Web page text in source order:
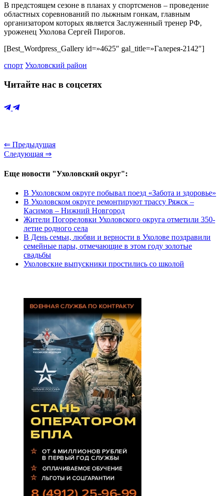
В предстоящем сезоне в планах у спортсменов – проведение
областных соревнований по лыжным гонкам, главным
организатором которых является Заслуженный тренер РФ,
уроженец Ухолова Сергей Пирогов.
[Best_Wordpress_Gallery id=»4625″ gal_title=»Галерея-2142″]
спорт Ухоловский район
Читайте нас в соцсетях
⇐ Предыдущая
Следующая ⇒
Еще новости "Ухоловский округ":
В Ухоловском округе побывал поезд «Забота и здоровье»
В Ухоловском округе ремонтируют трассу Ряжск –
Касимов – Нижний Новгород
Жители Погореловки Ухоловского округа отметили 350-
летие родного села
В День семьи, любви и верности в Ухолове поздравили
семейные пары, отмечающие в этом году золотые
свадьбы
Ухоловские выпускники простились со школой